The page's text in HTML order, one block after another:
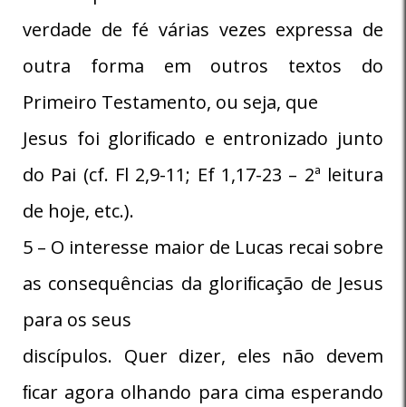
verdade de fé várias vezes expressa de
outra forma em outros textos do
Primeiro Testamento, ou seja, que
Jesus foi gloriﬁcado e entronizado junto
do Pai (cf. Fl 2,9-11; Ef 1,17-23 – 2ª leitura
de hoje, etc.).
5 – O interesse maior de Lucas recai sobre
as consequências da gloriﬁcação de Jesus
para os seus
discípulos. Quer dizer, eles não devem
ﬁcar agora olhando para cima esperando